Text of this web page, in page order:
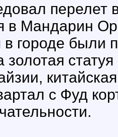
перелет
в Мандарин
в городе
золотая
с Фуд